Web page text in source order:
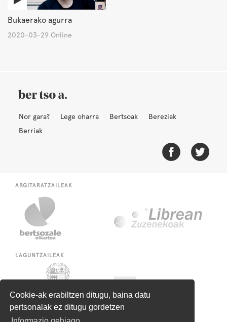
Cookie-ak erabiltzen ditugu, baina datu
pertsonalak ez ditugu gordetzen
Bukaerako agurra
2020-03-29 Online
Nor gara? Lege oharra Bertsoak
Bereziak
Berriak
ARGITARATZAILEAK
LAGUNTZAILEAK